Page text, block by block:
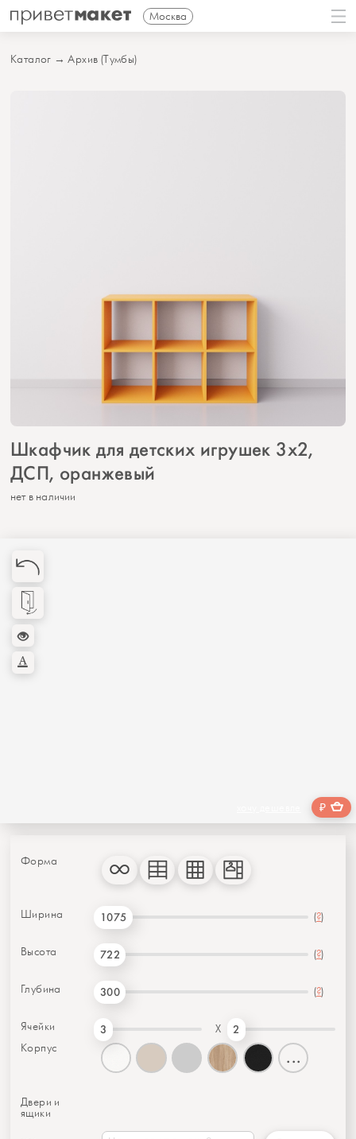
Москва
Каталог →Архив (Тумбы)
Шкафчик для детских игрушек 3х2,
ДСП, оранжевый
нет в наличии
₽
Форма
Ширина 1075 (?)
Высота 722 (?)
Глубина 300 (?)
Ячейки 3 X 2
Корпус ...
Двери и
ящики